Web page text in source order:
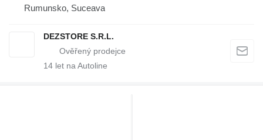
Rumunsko, Suceava
DEZSTORE S.R.L.
14 let na Autoline